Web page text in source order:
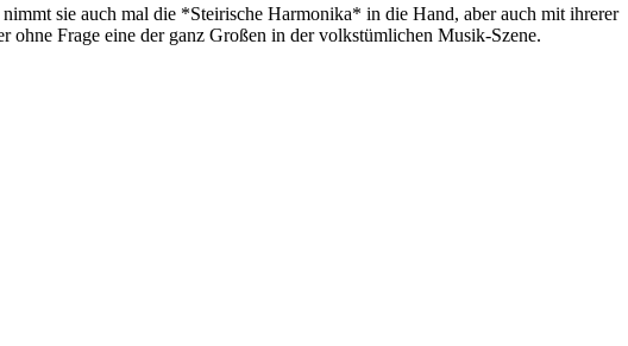
sie auch mal die *Steirische Harmonika* in die Hand, aber auch mit ihrerer
Frage eine der ganz Großen in der volkstümlichen Musik-Szene.